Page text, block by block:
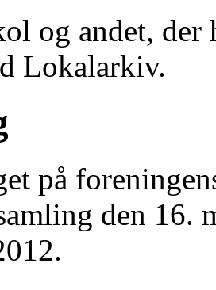
og andet,
Lokalarkiv.
på
den 16.